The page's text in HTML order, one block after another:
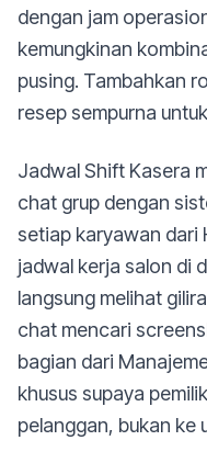
dengan jam
kemungkinan
pusing. Tambahkan
resep sempurna
Jadwal Shift Kasera
chat grup dengan
setiap karyawan dari
jadwal kerja salon di
langsung melihat
chat mencari
bagian dari
khusus supaya
pelanggan, bukan ke